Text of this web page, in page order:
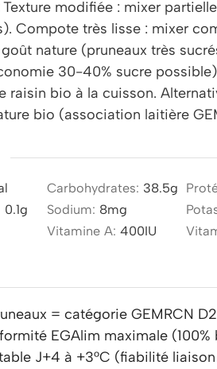
Texture modifiée : mixer
Compote très lisse : mixer
nature (pruneaux très
30-40% sucre
raisin bio à la cuisson.
bio (association laitière
Carbohydrates: 38.5g
0.1g Sodium: 8mg
Vitamine A: 400IU
= catégorie GEMRCN
EGAlim maximale
J+4 à +3°C (fiabilité